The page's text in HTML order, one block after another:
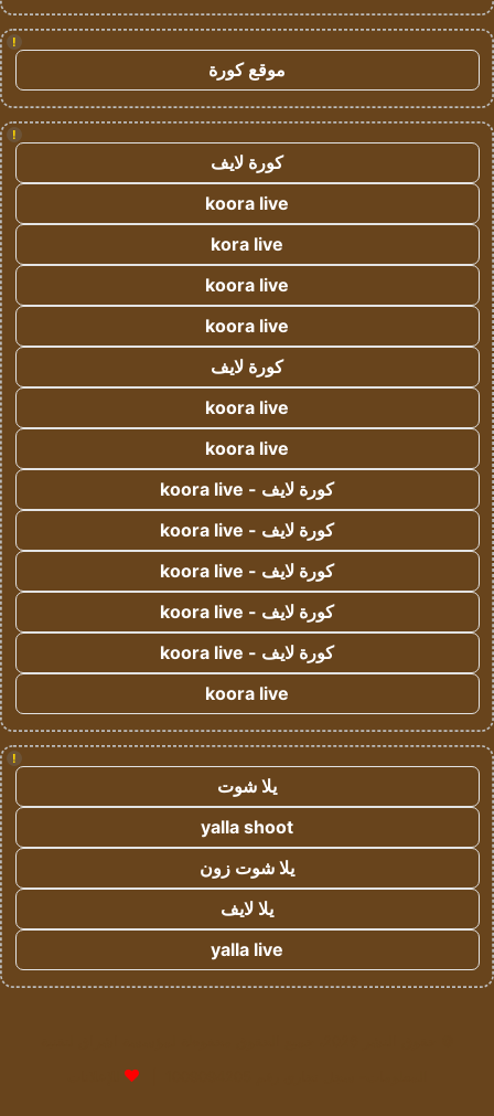
!
موقع كورة
!
كورة لايف
koora live
kora live
koora live
koora live
كورة لايف
koora live
koora live
كورة لايف - koora live
كورة لايف - koora live
كورة لايف - koora live
كورة لايف - koora live
كورة لايف - koora live
koora live
!
يلا شوت
yalla shoot
يلا شوت زون
يلا لايف
yalla live